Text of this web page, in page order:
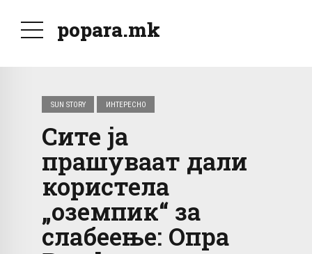
popara.mk
SUN STORY ИНТЕРЕСНО
Сите ја
прашуваат дали
користела
„оземпик“ за
слабеење: Опра